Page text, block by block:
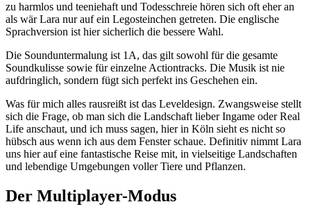
zu harmlos und teeniehaft und Todesschreie hören sich oft eher an
als wär Lara nur auf ein Legosteinchen getreten. Die englische
Sprachversion ist hier sicherlich die bessere Wahl.
Die Sounduntermalung ist 1A, das gilt sowohl für die gesamte
Soundkulisse sowie für einzelne Actiontracks. Die Musik ist nie
aufdringlich, sondern fügt sich perfekt ins Geschehen ein.
Was für mich alles rausreißt ist das Leveldesign. Zwangsweise stellt
sich die Frage, ob man sich die Landschaft lieber Ingame oder Real
Life anschaut, und ich muss sagen, hier in Köln sieht es nicht so
hübsch aus wenn ich aus dem Fenster schaue. Definitiv nimmt Lara
uns hier auf eine fantastische Reise mit, in vielseitige Landschaften
und lebendige Umgebungen voller Tiere und Pflanzen.
Der Multiplayer-Modus